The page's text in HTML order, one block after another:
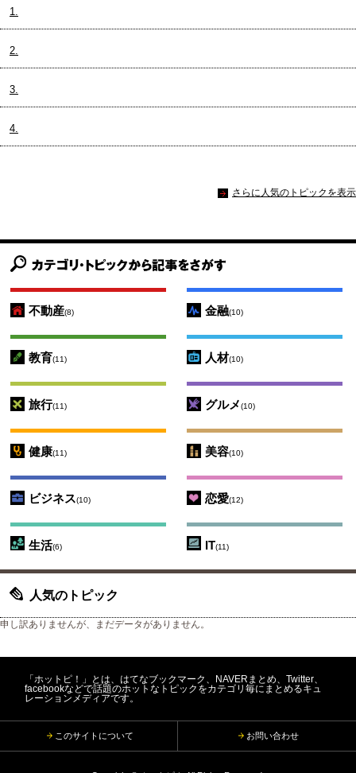
1.
2.
3.
4.
さらに人気のトピックを表示
不動産(8) 金融(10)
教育(11) 人材(10)
旅行(11) グルメ(10)
健康(11) 美容(10)
ビジネス(10) 恋愛(12)
生活(6) IT(11)
人気のトピック
申し訳ありませんが、まだデータがありません。
「ホットピ！」とは、はてなブックマーク、NAVERまとめ、Twitter、
facebookなどで話題のホットなトピックをカテゴリ毎にまとめるキュ
レーションメディアです。
このサイトについて お問い合わせ